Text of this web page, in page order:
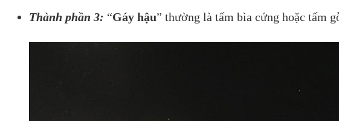
Thành phần 3: “Gáy hậu” thường là tấm bìa cứng hoặc tấm